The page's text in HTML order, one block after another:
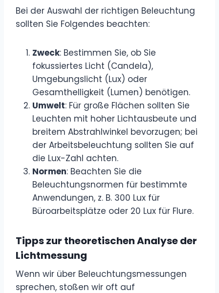
Bei der Auswahl der richtigen Beleuchtung
sollten Sie Folgendes beachten:
Zweck: Bestimmen Sie, ob Sie
fokussiertes Licht (Candela),
Umgebungslicht (Lux) oder
Gesamthelligkeit (Lumen) benötigen.
Umwelt: Für große Flächen sollten Sie
Leuchten mit hoher Lichtausbeute und
breitem Abstrahlwinkel bevorzugen; bei
der Arbeitsbeleuchtung sollten Sie auf
die Lux-Zahl achten.
Normen: Beachten Sie die
Beleuchtungsnormen für bestimmte
Anwendungen, z. B. 300 Lux für
Büroarbeitsplätze oder 20 Lux für Flure.
Tipps zur theoretischen Analyse der
Lichtmessung
Wenn wir über Beleuchtungsmessungen
sprechen, stoßen wir oft auf